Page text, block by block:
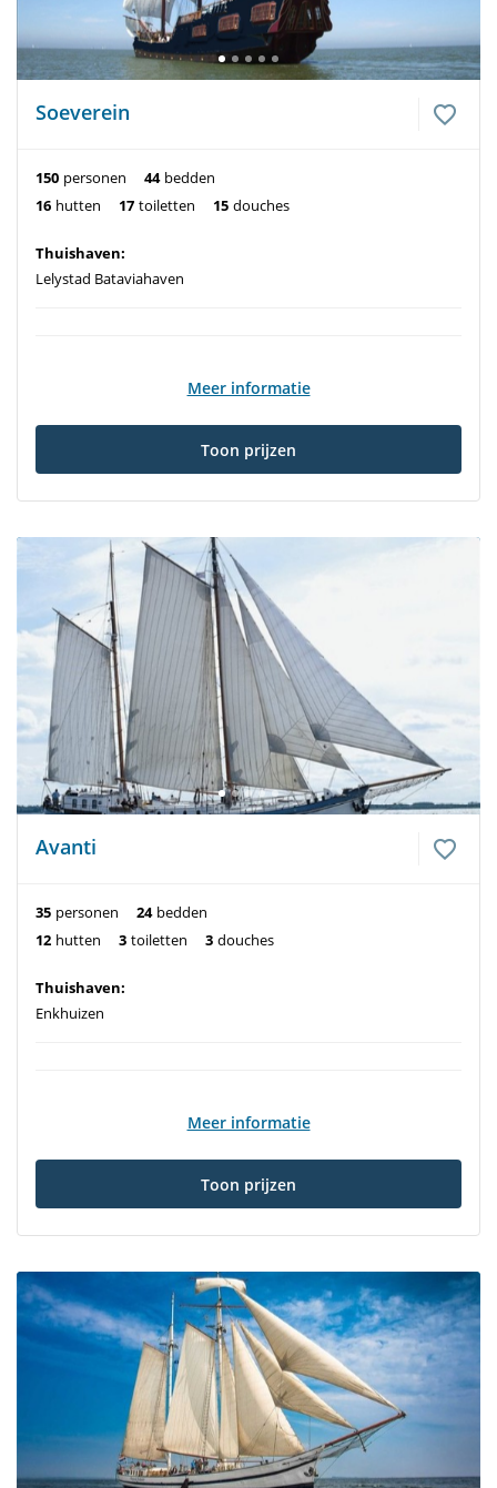
Soeverein
150 personen 44 bedden
16 hutten 17 toiletten 15 douches
Thuishaven:
Lelystad Bataviahaven
Meer informatie
Toon prijzen
Avanti
35 personen 24 bedden
12 hutten 3 toiletten 3 douches
Thuishaven:
Enkhuizen
Meer informatie
Toon prijzen